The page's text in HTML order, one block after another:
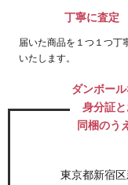
丁寧に査定
届いた商品を１つ１つ丁
いたします。
ダンボー
身分証と
同梱のう
東京都新宿